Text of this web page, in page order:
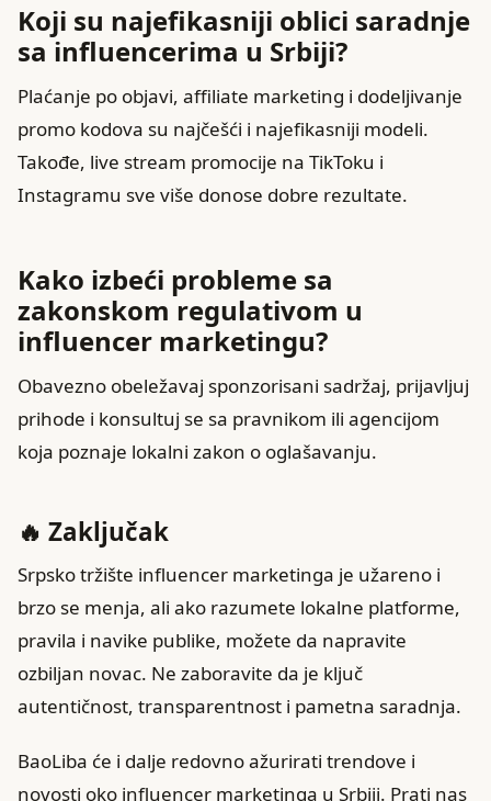
Koji su najefikasniji oblici saradnje
sa influencerima u Srbiji?
Plaćanje po objavi, affiliate marketing i dodeljivanje
promo kodova su najčešći i najefikasniji modeli.
Takođe, live stream promocije na TikToku i
Instagramu sve više donose dobre rezultate.
Kako izbeći probleme sa
zakonskom regulativom u
influencer marketingu?
Obavezno obeležavaj sponzorisani sadržaj, prijavljuj
prihode i konsultuj se sa pravnikom ili agencijom
koja poznaje lokalni zakon o oglašavanju.
🔥 Zaključak
Srpsko tržište influencer marketinga je užareno i
brzo se menja, ali ako razumete lokalne platforme,
pravila i navike publike, možete da napravite
ozbiljan novac. Ne zaboravite da je ključ
autentičnost, transparentnost i pametna saradnja.
BaoLiba će i dalje redovno ažurirati trendove i
novosti oko influencer marketinga u Srbiji. Prati nas